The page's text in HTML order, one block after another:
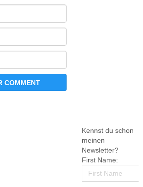
Kennst du schon
meinen
Newsletter?
First Name: